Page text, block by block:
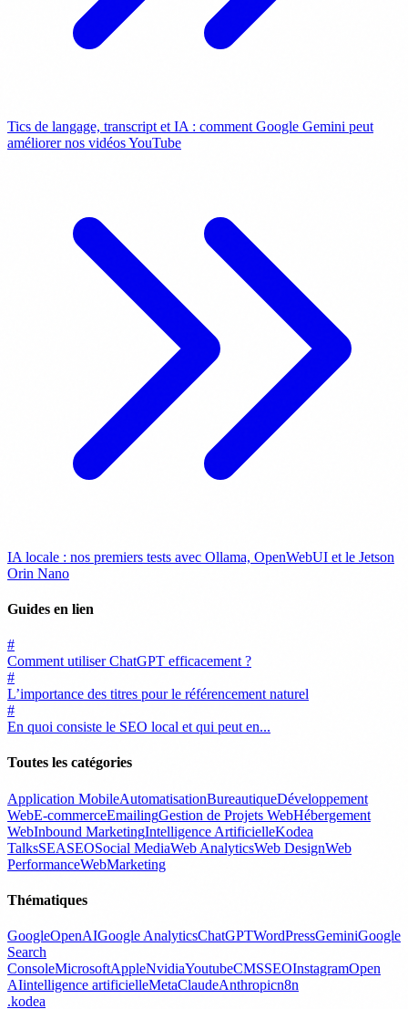
Tics de langage, transcript et IA : comment Google Gemini peut
améliorer nos vidéos YouTube
IA locale : nos premiers tests avec Ollama, OpenWebUI et le Jetson
Orin Nano
Guides en lien
#
Comment utiliser ChatGPT efficacement ?
#
L’importance des titres pour le référencement naturel
#
En quoi consiste le SEO local et qui peut en...
Toutes les catégories
Application MobileAutomatisationBureautiqueDéveloppement
WebE-commerceEmailingGestion de Projets WebHébergement
WebInbound MarketingIntelligence ArtificielleKodea
TalksSEASEOSocial MediaWeb AnalyticsWeb DesignWeb
PerformanceWebMarketing
Thématiques
GoogleOpenAIGoogle AnalyticsChatGPTWordPressGeminiGoogle
Search
ConsoleMicrosoftAppleNvidiaYoutubeCMSSEOInstagramOpen
AIintelligence artificielleMetaClaudeAnthropicn8n
.kodea